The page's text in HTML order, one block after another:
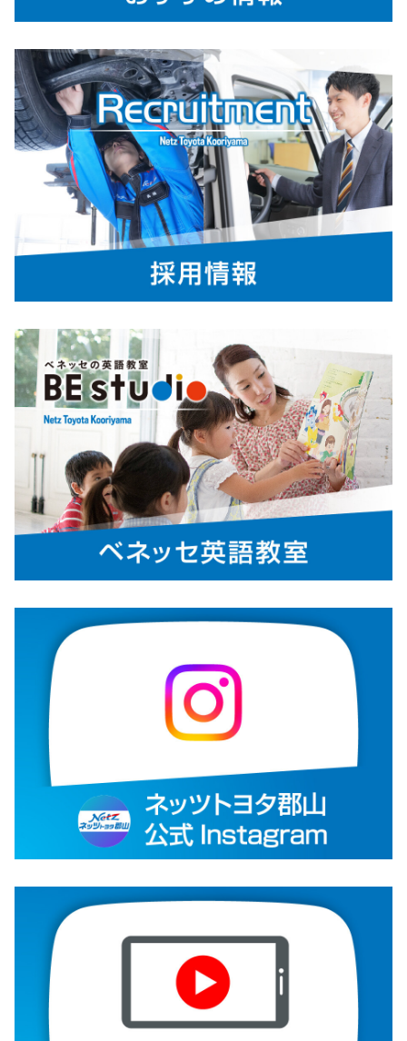
ヴォクシーの詳細はコチラ
【ノア 主な改良内容】
・カーボンニュートラルの実現に向けて、ハイブリッド車に統一（ウェルキャブ
を除く）するとともに、エアロデザインのS-Xグレードを新たに設定
・フロントまわりの意匠変更し、ボディとの一体感を演出
・装備の拡充と車内快適性向上
ノアの詳細はコチラ
2026-02-25
「走り」と「広さ」にこだわったバッテ
リーEV 新型車「bZ4X Touring」を発売
TOYOTAは、「bZ4X」に続く新たなバ
ッテリーEV「bZ4X Touring」を2月25
新型車bZ4X Touringは、bZ4Xの特長である「走る楽しさ（加速性
能・悪路走破性）」と「日常使いの便利さ（ゆとりある航続距
離）」を継承しつつ、アウトドアなど様々なシーンで活躍する、ゆと
りある荷室空間を備えた新たなバッテリーEV（BEV）として誕生し
ました。
2026-02-20
ヤリス／ヤリスクロスを一部改良
TOYOTAは、「ヤリス」および「ヤリス
クロス」を一部改良し、3月2日に発売し
ます。
ハイブリッド車には、電動パーキングブレーキとブレーキホールド
機能を標準装備しました。発進や停止時の操作性が向上し、今回の
改良における大きなポイントとなっています。
また、Zグレードには10.5インチ、Gグレードには8インチのディス
プレイオーディオを標準装備し、視認性と操作性を高めました。さ
らに、スマートエントリー＆スタートシステムを全グレードに標準
化するなど、商品力を一層強化しています。
■ヤリスの紹介ページはコチラ
■ヤリスクロスの紹介ページはコチラ
2026-02-19
新型RAV4（PHEV）を発売
－洗練されたデザインのZと、優れた操
縦性能のGR SPORTを設定－
RAV4にプラグインハイブリッド車（PH
EV）を追加設定。